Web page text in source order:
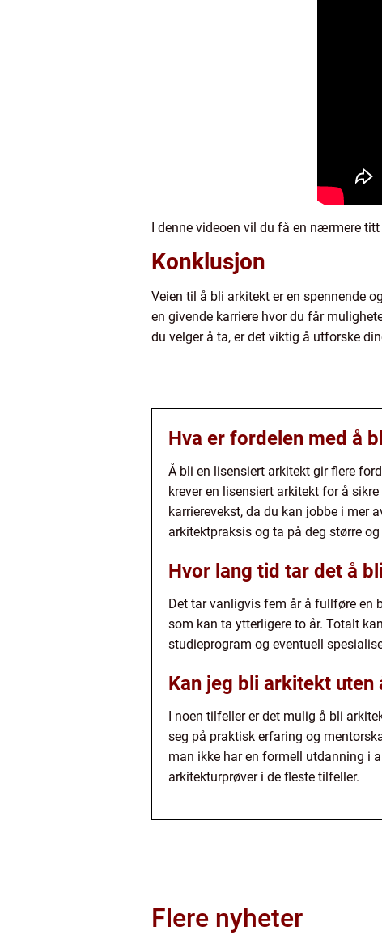
I denne videoen vil du få en nærmere
Konklusjon
Veien til å bli arkitekt er en spennende
en givende karriere hvor du får
du velger å ta, er det viktig å utforske
Hva er fordelen med å
Å bli en lisensiert arkitekt gir flere
krever en lisensiert arkitekt for å
karrierevekst, da du kan jobbe i mer
arkitektpraksis og ta på deg større
Hvor lang tid tar det å
Det tar vanligvis fem år å fullføre en
som kan ta ytterligere to år. Totalt
studieprogram og eventuell
Kan jeg bli arkitekt
I noen tilfeller er det mulig å bli
seg på praktisk erfaring og
man ikke har en formell utdanning i
arkitekturprøver i de fleste tilfeller.
Flere nyheter